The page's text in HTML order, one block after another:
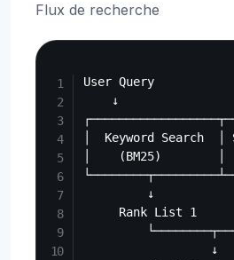
Flux de recherche
User Query
    ↓
│  Keyword Search  │
│    (BM25)
↓
Rank List 1
                  ↓